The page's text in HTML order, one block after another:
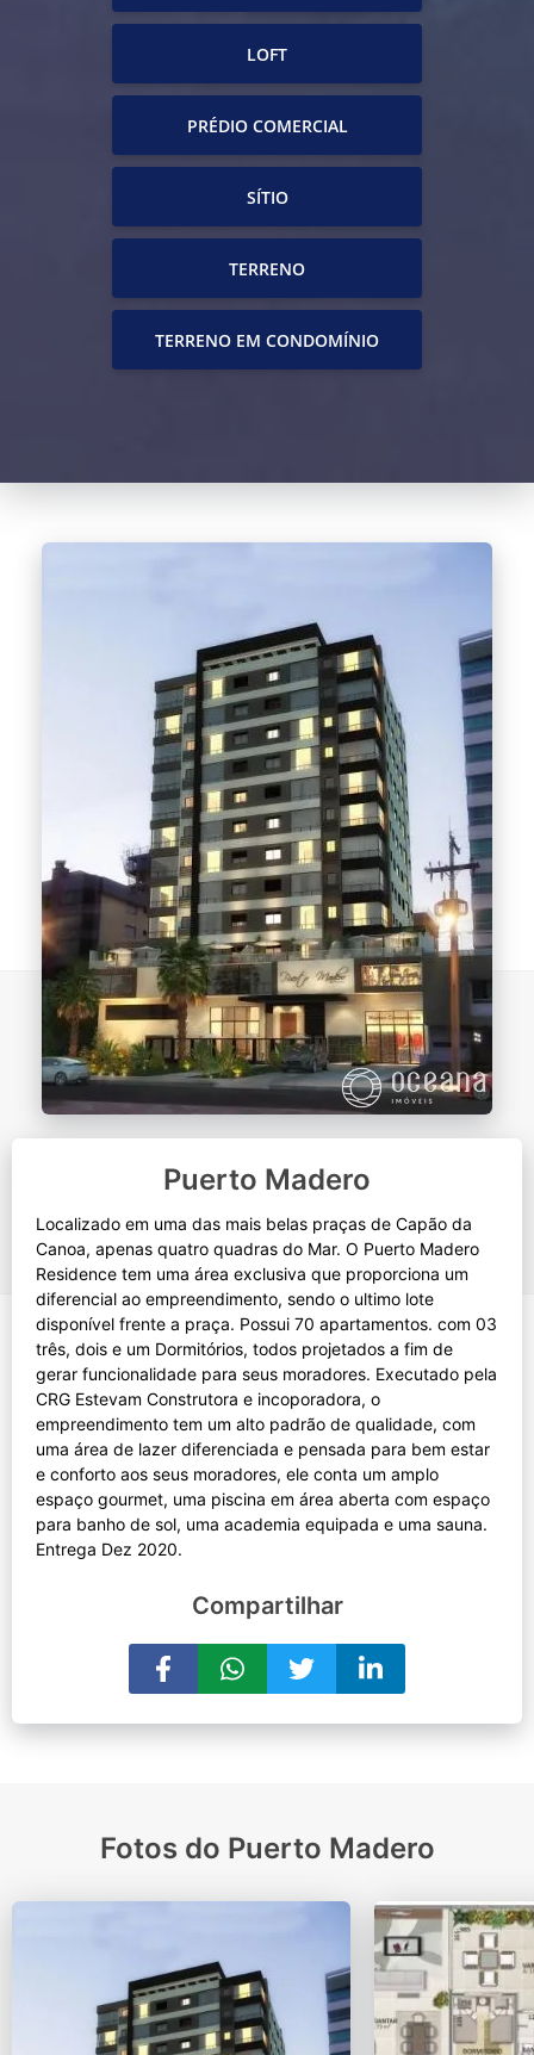
LOFT
PRÉDIO COMERCIAL
SÍTIO
TERRENO
TERRENO EM CONDOMÍNIO
Puerto Madero
Localizado em uma das mais belas praças de Capão da
Canoa, apenas quatro quadras do Mar. O Puerto Madero
Residence tem uma área exclusiva que proporciona um
diferencial ao empreendimento, sendo o ultimo lote
disponível frente a praça. Possui 70 apartamentos. com 03
três, dois e um Dormitórios, todos projetados a fim de
gerar funcionalidade para seus moradores. Executado pela
CRG Estevam Construtora e incoporadora, o
empreendimento tem um alto padrão de qualidade, com
uma área de lazer diferenciada e pensada para bem estar
e conforto aos seus moradores, ele conta um amplo
espaço gourmet, uma piscina em área aberta com espaço
para banho de sol, uma academia equipada e uma sauna.
Compartilhar
Fotos do Puerto Madero